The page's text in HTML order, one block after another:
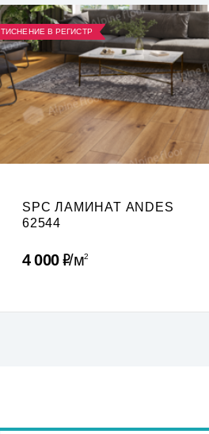
ТИСНЕНИЕ В РЕГИСТР
SPC ЛАМИНАТ ANDES
62544
4 000Р м2